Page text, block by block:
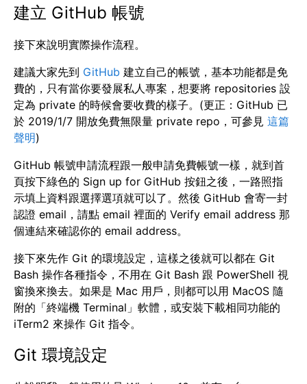
建立 GitHub 帳號
接下來說明實際操作流程。
建議大家先到 GitHub 建立自己的帳號，基本功能都是免
費的，只有當你要發展私人專案，想要將 repositories 設
定為 private 的時候會要收費的樣子。(更正：GitHub 已
於 2019/1/7 開放免費無限量 private repo，可參見 這篇
聲明)
GitHub 帳號申請流程跟一般申請免費帳號一樣，就到首
頁按下綠色的 Sign up for GitHub 按鈕之後，一路照指
示填上資料跟選擇選項就可以了。然後 GitHub 會寄一封
認證 email，請點 email 裡面的 Verify email address 那
個連結來確認你的 email address。
接下來先作 Git 的環境設定，這樣之後就可以都在 Git
Bash 操作各種指令，不用在 Git Bash 跟 PowerShell 視
窗換來換去。如果是 Mac 用戶，則都可以用 MacOS 隨
附的「終端機 Terminal」軟體，或安裝下載相同功能的
iTerm2 來操作 Git 指令。
Git 環境設定